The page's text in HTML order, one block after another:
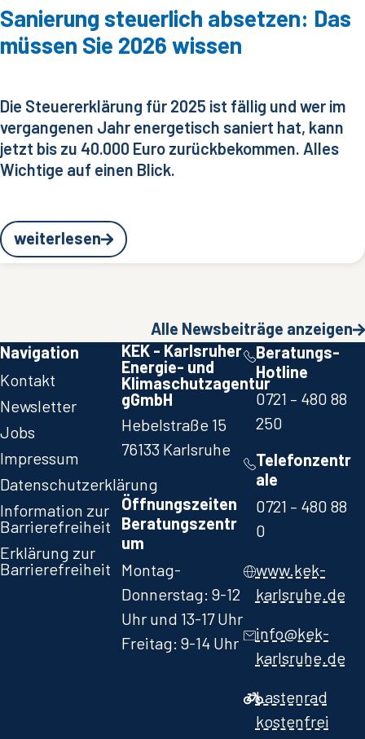
Sanierung steuerlich absetzen: Das
müssen Sie 2026 wissen
Die Steuererklärung für 2025 ist fällig und wer im
vergangenen Jahr energetisch saniert hat, kann
jetzt bis zu 40.000 Euro zurückbekommen. Alles
Wichtige auf einen Blick.
weiterlesen
Alle Newsbeiträge anzeigen
Navigation
Kontakt
Newsletter
Jobs
Impressum
Datenschutzerklärung
Information zur
Barrierefreiheit
Erklärung zur
Barrierefreiheit
KEK - Karlsruher
Energie- und
Klimaschutzagentur
gGmbH
Hebelstraße 15
76133 Karlsruhe
Öffnungszeiten
Beratungszentr
um
Montag-
Donnerstag: 9-12
Uhr und 13-17 Uhr
Freitag: 9-14 Uhr
Beratungs-
Hotline
0721 – 480 88
250​
Telefonzentr
ale
0721 – 480 88
0​
www.kek-
karlsruhe.de
info@kek-
karlsruhe.de
Lastenrad
kostenfrei